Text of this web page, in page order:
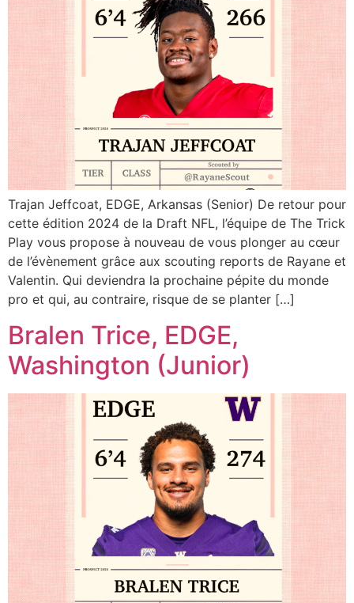
Trajan Jeffcoat, EDGE, Arkansas (Senior) De retour pour
cette édition 2024 de la Draft NFL, l’équipe de The Trick
Play vous propose à nouveau de vous plonger au cœur
de l’évènement grâce aux scouting reports de Rayane et
Valentin. Qui deviendra la prochaine pépite du monde
pro et qui, au contraire, risque de se planter […]
Bralen Trice, EDGE,
Washington (Junior)